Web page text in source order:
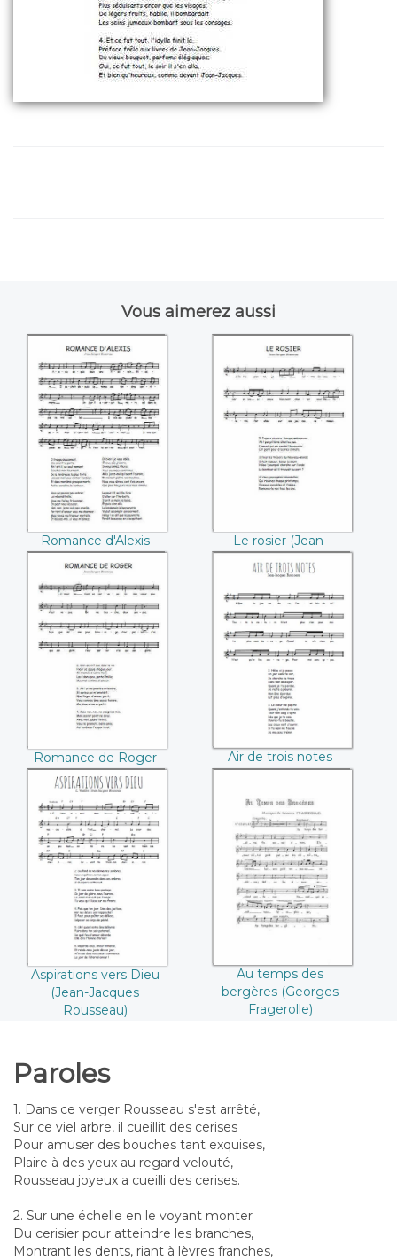
Vous aimerez aussi
Romance d'Alexis
((Jean-Jacques
Rousseau))
Romance d'Alexis
(Jean-Jacques
Rousseau)
Le rosier ((Jean-
Jacques
Rousseau))
Le rosier (Jean-
Jacques Rousseau)
Romance de Roger
((Jean-Jacques
Rousseau))
Romance de Roger
(Jean-Jacques
Rousseau)
Air de trois notes
((Jean-Jacques
Rousseau))
Air de trois notes
(Jean-Jacques
Aspirations vers
Dieu ((Jean-
Jacques
Rousseau))
Aspirations vers Dieu
(Jean-Jacques
Rousseau)
Au temps des
bergères (Georges
Fragerolle)
Au temps des
bergères (Georges
Fragerolle)
Paroles
1. Dans ce verger Rousseau s'est arrêté,
Sur ce viel arbre, il cueillit des cerises
Pour amuser des bouches tant exquises,
Plaire à des yeux au regard velouté,
Rousseau joyeux a cueilli des cerises.
2. Sur une échelle en le voyant monter
Du cerisier pour atteindre les branches,
Montrant les dents, riant à lèvres franches,